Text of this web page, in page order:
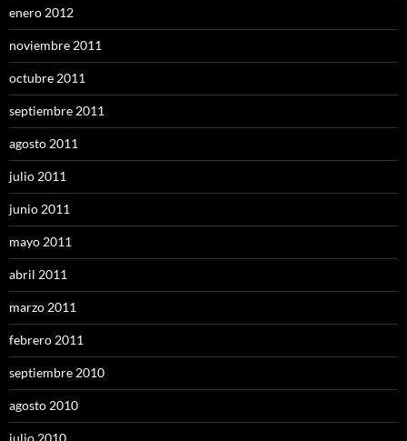
enero 2012
noviembre 2011
octubre 2011
septiembre 2011
agosto 2011
julio 2011
junio 2011
mayo 2011
abril 2011
marzo 2011
febrero 2011
septiembre 2010
agosto 2010
julio 2010